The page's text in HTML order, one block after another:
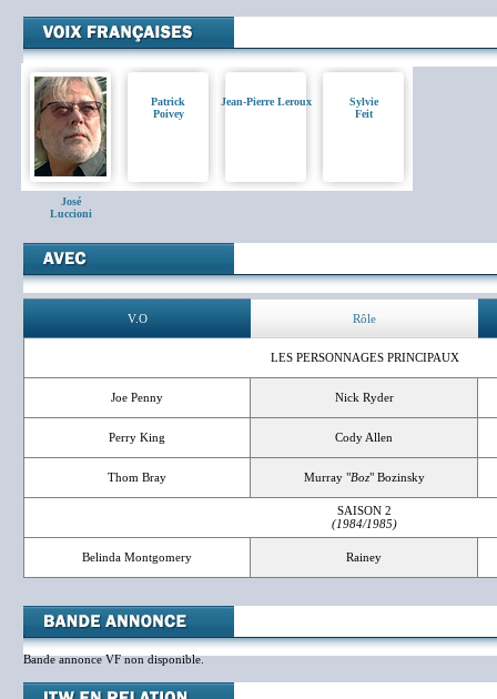
José
Luccioni
Patrick
Poivey
Jean-Pierre Leroux
Sylvie
Feit
V.O Rôle
LES PERSONNAGES PRINCIPAUX
Joe Penny Nick Ryder
Perry King Cody Allen
Thom Bray Murray "Boz" Bozinsky
SAISON 2
(1984/1985)
Belinda Montgomery Rainey
Bande annonce VF non disponible.